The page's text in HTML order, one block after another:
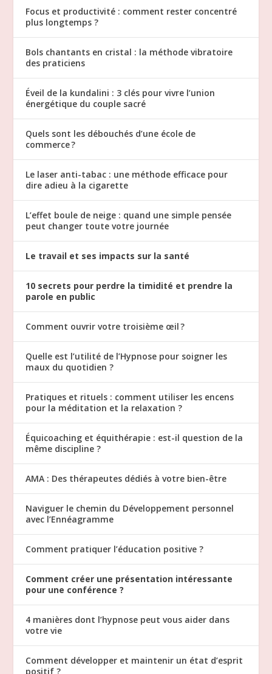
Focus et productivité : comment rester concentré
plus longtemps ?
Bols chantants en cristal : la méthode vibratoire
des praticiens
Éveil de la kundalini : 3 clés pour vivre l’union
énergétique du couple sacré
Quels sont les débouchés d’une école de
commerce ?
Le laser anti-tabac : une méthode efficace pour
dire adieu à la cigarette
L’effet boule de neige : quand une simple pensée
peut changer toute votre journée
Le travail et ses impacts sur la santé
10 secrets pour perdre la timidité et prendre la
parole en public
Comment ouvrir votre troisième œil ?
Quelle est l’utilité de l’Hypnose pour soigner les
maux du quotidien ?
Pratiques et rituels : comment utiliser les encens
pour la méditation et la relaxation ?
Équicoaching et équithérapie : est-il question de la
même discipline ?
AMA : Des thérapeutes dédiés à votre bien-être
Naviguer le chemin du Développement personnel
avec l’Ennéagramme
Comment pratiquer l’éducation positive ?
Comment créer une présentation intéressante
pour une conférence ?
4 manières dont l’hypnose peut vous aider dans
votre vie
Comment développer et maintenir un état d’esprit
positif ?